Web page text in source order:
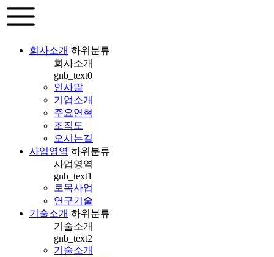
회사소개 하위분류
회사소개
gnb_text0
인사말
기업소개
주요연혁
조직도
오시는길
사업영역 하위분류
사업영역
gnb_text1
토목사업
연구기술
기술소개 하위분류
기술소개
gnb_text2
기술소개